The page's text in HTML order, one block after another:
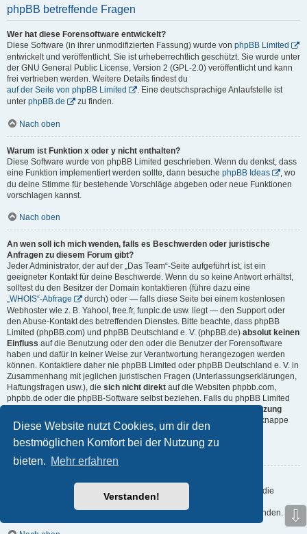
Diese Website nutzt Cookies, um dir den
bestmöglichen Komfort bei der Nutzung zu
bieten. Mehr erfahren
Verstanden!
phpBB betreffende Fragen
Wer hat diese Forensoftware entwickelt?
Diese Software (in ihrer unmodifizierten Fassung) wurde von phpBB Limited
entwickelt und veröffentlicht. Sie ist urheberrechtlich geschützt. Sie wurde unter
der GNU General Public License, Version 2 (GPL-2.0) veröffentlicht und kann
frei vertrieben werden. Weitere Details findest du
auf der Seite von phpBB Limited
. Eine deutschsprachige Anlaufstelle ist
unter phpBB.de zu finden.
Nach oben
Warum ist Funktion x oder y nicht enthalten?
Diese Software wurde von phpBB Limited geschrieben. Wenn du denkst, dass
eine Funktion implementiert werden sollte, dann besuche phpBB Ideas
, wo
du deine Stimme für bestehende Vorschläge abgeben oder neue Funktionen
vorschlagen kannst.
Nach oben
An wen soll ich mich wenden, falls es Beschwerden oder juristische
Anfragen zu diesem Forum gibt?
Jeder Administrator, der auf der „Das Team“-Seite aufgeführt ist, ist ein
geeigneter Kontakt für deine Beschwerde. Wenn du so keine Antwort erhältst,
solltest du den Besitzer der Domain kontaktieren (führe dazu eine
„WHOIS“-Abfrage
durch) oder — falls diese Seite bei einem kostenlosen
Webhoster wie z. B. Yahoo!, free.fr, funpic.de usw. liegt — den Support oder
den Abuse-Kontakt des betreffenden Dienstes. Bitte beachte, dass phpBB
Limited (phpBB.com) und phpBB Deutschland e. V. (phpBB.de) absolut keinen
Einfluss auf die Benutzung oder den oder die Benutzer der Forensoftware
haben und dafür in keiner Weise zur Verantwortung herangezogen werden
können. Kontaktiere daher nie phpBB Limited oder phpBB Deutschland e. V. in
Zusammenhang mit jeglichen juristischen Fragen (Unterlassungserklärungen,
Haftungsfragen usw.), die sich nicht direkt auf die Websiten phpbb.com,
phpbb.de oder die phpBB-Software selbst beziehen. Falls du phpBB Limited
Softwarenutzung
durch Dritte betreffen, so wirst du, wenn überhaupt, höchstens eine knappe
Antwort erhalten.
Alle Benutzer des Boards können das Kontaktformular nutzen, wenn die
Funktion durch die Board-Administration aktiviert wurde.
Mitglieder des Boards können zusätzlich den Link „Das Team“ verwenden.
⇩